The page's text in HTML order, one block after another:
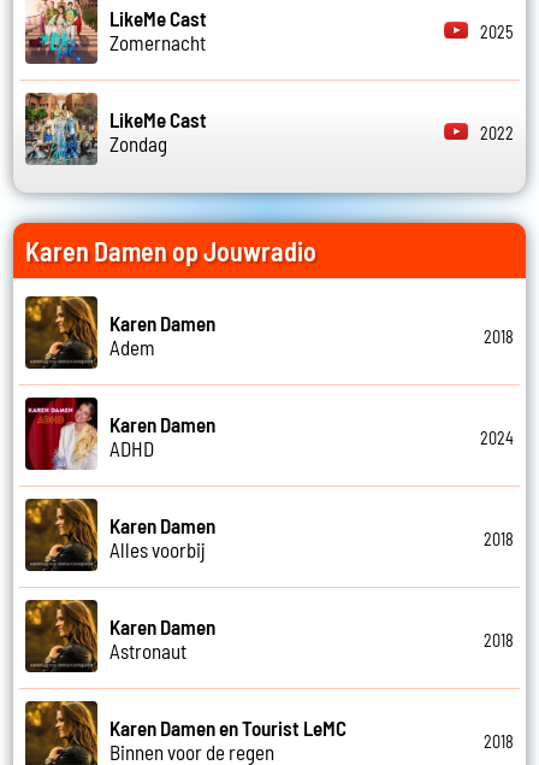
LikeMe Cast
Zomernacht
2025
LikeMe Cast
Zondag
2022
Karen Damen op Jouwradio
Karen Damen
Adem
2018
Karen Damen
ADHD
2024
Karen Damen
Alles voorbij
2018
Karen Damen
Astronaut
2018
Karen Damen en Tourist LeMC
Binnen voor de regen
2018